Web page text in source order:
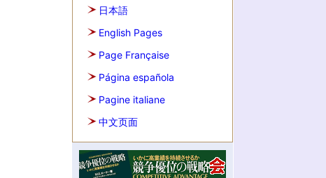
日本語
English Pages
Page Française
Página española
Pagine italiane
中文页面